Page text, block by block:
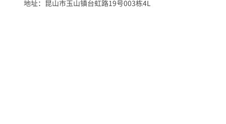
地址：昆山市玉山镇台虹路19号003栋4L